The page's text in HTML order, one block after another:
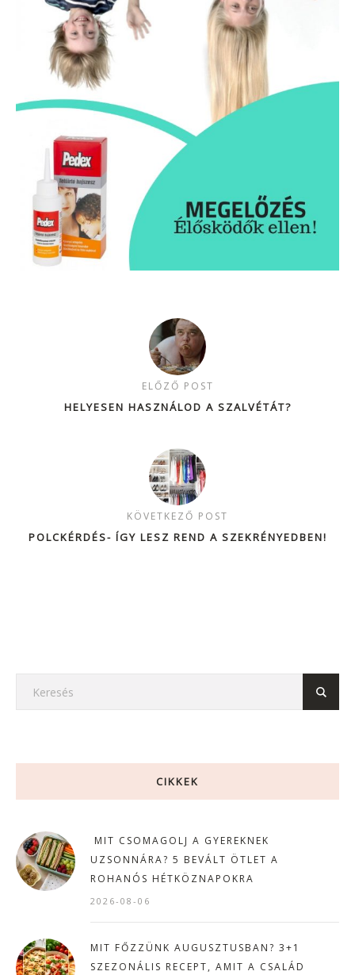
ELŐZŐ POST
HELYESEN HASZNÁLOD A SZALVÉTÁT?
KÖVETKEZŐ POST
POLCKÉRDÉS- ÍGY LESZ REND A SZEKRÉNYEDBEN!
CIKKEK
MIT CSOMAGOLJ A GYEREKNEK
UZSONNÁRA? 5 BEVÁLT ÖTLET A
ROHANÓS HÉTKÖZNAPOKRA
2026-08-06
MIT FŐZZÜNK AUGUSZTUSBAN? 3+1
SZEZONÁLIS RECEPT, AMIT A CSALÁD